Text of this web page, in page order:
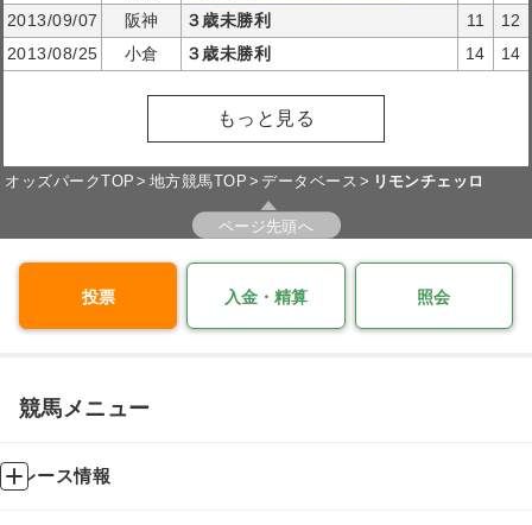
2013/09/07
阪神 ３歳未勝利 11
12
2013/08/25
小倉 ３歳未勝利 14 14
もっと見る
オッズパークTOP 地方競馬TOP データベース リモンチェッロ
ページ先頭へ
投票 入金・精算 照会
競馬メニュー
レース情報